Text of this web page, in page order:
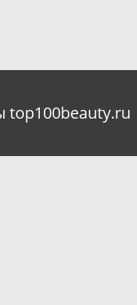
top100beauty.ru